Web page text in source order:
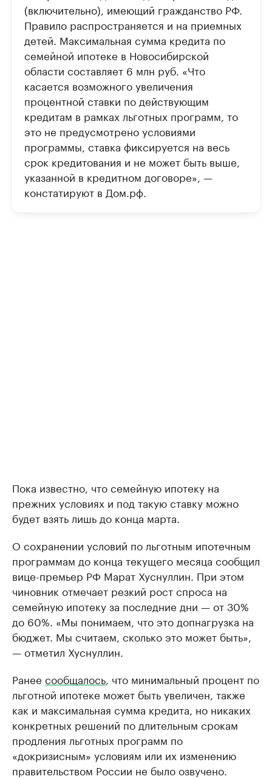
(включительно), имеющий гражданство РФ.
Правило распространяется и на приемных
детей. Максимальная сумма кредита по
семейной ипотеке в Новосибирской
области составляет 6 млн руб. «Что
касается возможного увеличения
процентной ставки по действующим
кредитам в рамках льготных программ, то
это не предусмотрено условиями
программы, ставка фиксируется на весь
срок кредитования и не может быть выше,
указанной в кредитном договоре», —
констатируют в Дом.рф.
Пока известно, что семейную ипотеку на
прежних условиях и под такую ставку можно
будет взять лишь до конца марта.
О сохранении условий по льготным ипотечным
программам до конца текущего месяца сообщил
вице-премьер РФ Марат Хуснуллин. При этом
чиновник отмечает резкий рост спроса на
семейную ипотеку за последние дни — от 30%
до 60%. «Мы понимаем, что это допнагрузка на
бюджет. Мы считаем, сколько это может быть»,
— отметил Хуснуллин.
Ранее сообщалось , что минимальный процент по
льготной ипотеке может быть увеличен, также
как и максимальная сумма кредита, но никаких
конкретных решений по длительным срокам
продления льготных программ по
«докризисным» условиям или их изменению
правительством России не было озвучено.